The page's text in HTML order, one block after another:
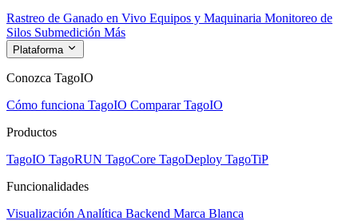
Rastreo de Ganado en Vivo Equipos y Maquinaria Monitoreo de
Silos Submedición Más
Plataforma
Conozca TagoIO
Cómo funciona TagoIO Comparar TagoIO
Productos
TagoIO TagoRUN TagoCore TagoDeploy TagoTiP
Funcionalidades
Visualización Analítica Backend Marca Blanca